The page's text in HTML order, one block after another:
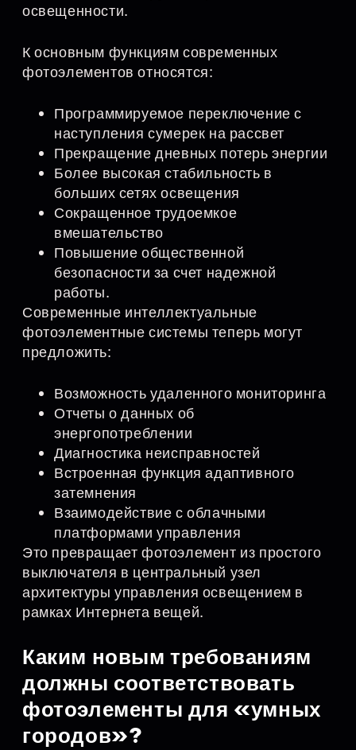
освещенности.
К основным функциям современных
фотоэлементов относятся:
Программируемое переключение с
наступления сумерек на рассвет
Прекращение дневных потерь энергии
Более высокая стабильность в
больших сетях освещения
Сокращенное трудоемкое
вмешательство
Повышение общественной
безопасности за счет надежной
работы.
Современные интеллектуальные
фотоэлементные системы теперь могут
предложить:
Возможность удаленного мониторинга
Отчеты о данных об
энергопотреблении
Диагностика неисправностей
Встроенная функция адаптивного
затемнения
Взаимодействие с облачными
платформами управления
Это превращает фотоэлемент из простого
выключателя в центральный узел
архитектуры управления освещением в
рамках Интернета вещей.
Каким новым требованиям
должны соответствовать
фотоэлементы для «умных
городов»?